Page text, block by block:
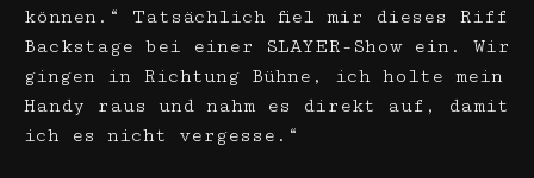
können.“ Tatsächlich fiel mir dieses Riff
Backstage bei einer SLAYER-Show ein. Wir
gingen in Richtung Bühne, ich holte mein
Handy raus und nahm es direkt auf, damit
ich es nicht vergesse.“